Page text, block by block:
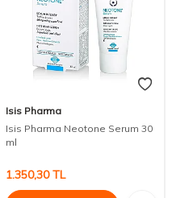
Isis Pharma
Isis Pharma Neotone Serum 30
ml
1.350,30TL